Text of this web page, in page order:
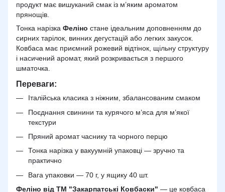
продукт має вишуканий смак із м’яким ароматом
прянощів.
Тонка нарізка Феліно стане ідеальним доповненням до
сирних тарілок, винних дегустацій або легких закусок.
Ковбаса має приємний рожевий відтінок, щільну структуру
і насичений аромат, який розкривається з першого
шматочка.
Переваги:
Італійська класика з ніжним, збалансованим смаком
Поєднання свинини та курячого м’яса для м’якої
текстури
Пряний аромат часнику та чорного перцю
Тонка нарізка у вакуумній упаковці — зручно та
практично
Вага упаковки — 70 г, у ящику 40 шт.
Феліно від ТМ "Закарпатські Ковбаски" — це ковбаса